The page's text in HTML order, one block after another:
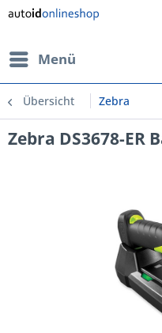
Menü
Übersicht Zebra
Zebra DS3678-ER